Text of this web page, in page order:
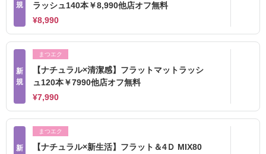
規
ラッシュ140本￥8,990他店オフ無料
¥8,990
新
規
まつエク
【ナチュラル×清潔感】フラットマットラッシ
ュ120本￥7990他店オフ無料
¥7,990
新
まつエク
【ナチュラル×新生活】フラット＆4Ｄ MIX80